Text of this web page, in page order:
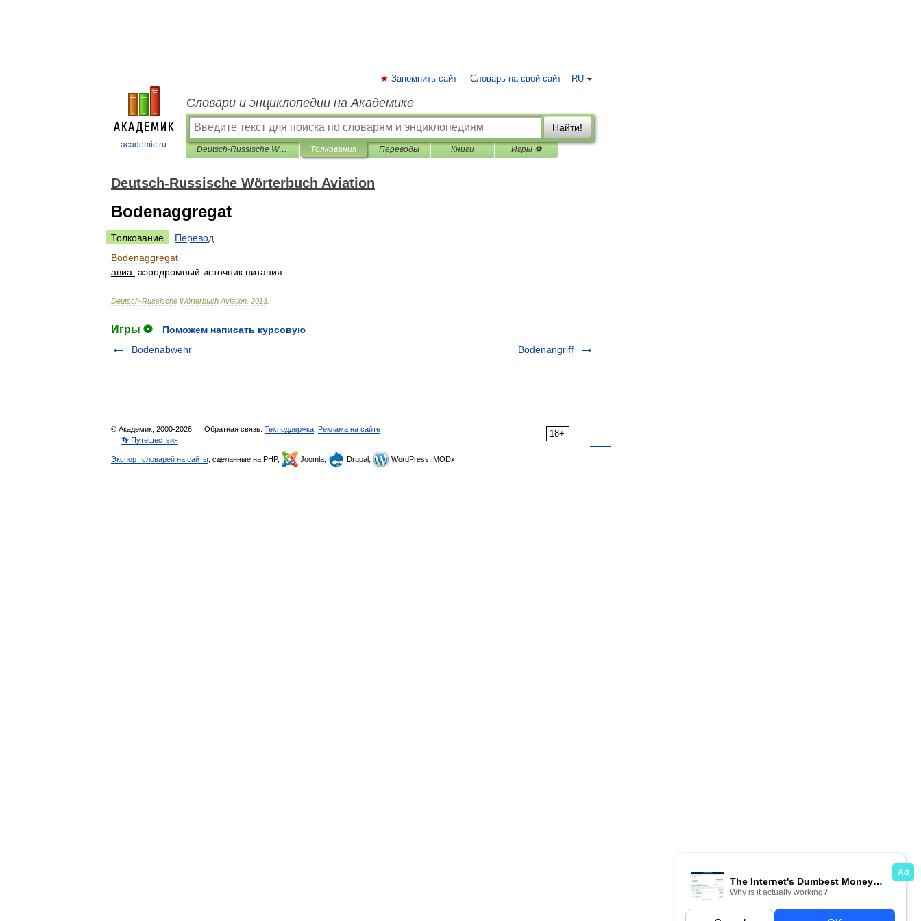
academic.ru
RU
Запомнить сайт Словарь на свой сайт
Словари и энциклопедии на Академике
Найти!
Deutsch-Russische Wörterbuch Aviation Толкования Переводы Книги Игры ⚽
Deutsch-Russische Wörterbuch Aviation
Bodenaggregat
Толкование
Перевод
Bodenaggregat
авиа аэродромный источник питания
Deutsch-Russische Wörterbuch Aviation 2013
Игры ⚽
Поможем написать курсовую
Bodenabwehr
Bodenangriff
18+
© Академик, 2000-2026 Обратная связь: Техподдержка Реклама на сайте
👣 Путешествия
Экспорт словарей на сайты , сделанные на PHP, Joomla, Drupal, WordPress, MODx.